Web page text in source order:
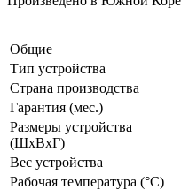
Общие
Тип устройства
Страна производства
Гарантия (мес.)
Размеры устройства
(ШxВxГ)
Вес устройства
Рабочая температура (°C)